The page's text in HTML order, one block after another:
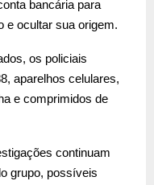
bancária para
e ocultar sua origem.
os policiais
aparelhos celulares,
e comprimidos de
continuam
grupo, possíveis